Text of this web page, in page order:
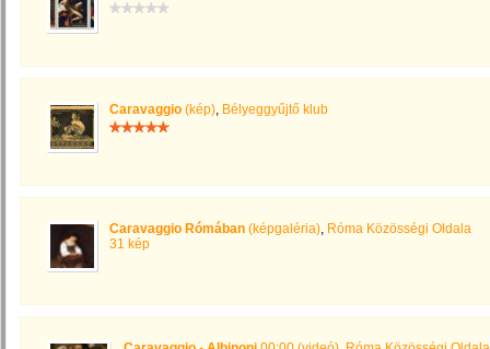
Caravaggio (kép), Bélyeggyűjtő klub
Caravaggio Rómában (képgaléria), Róma Közösségi Oldala
31 kép